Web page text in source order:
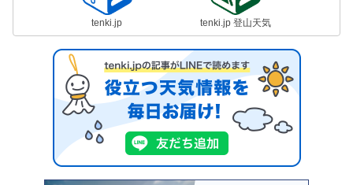
tenki.jp tenki.jp 登山天気